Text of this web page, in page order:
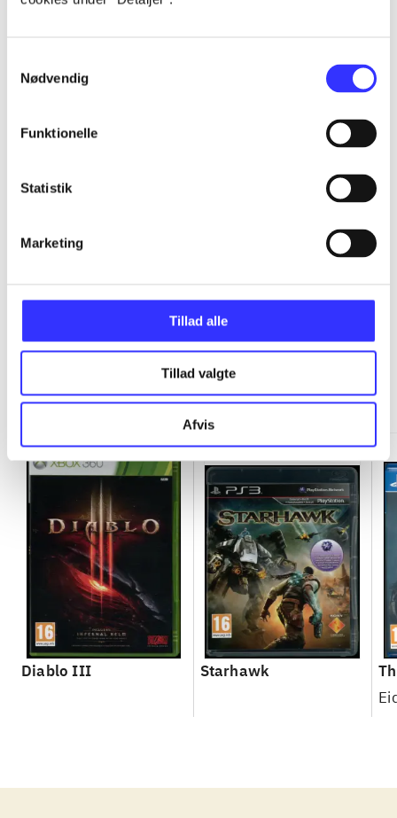
Nødvendig
Funktionelle
Statistik
Marketing
Tillad alle
Tillad valgte
Afvis
...
...
...
Minder om
Diablo III Starhawk